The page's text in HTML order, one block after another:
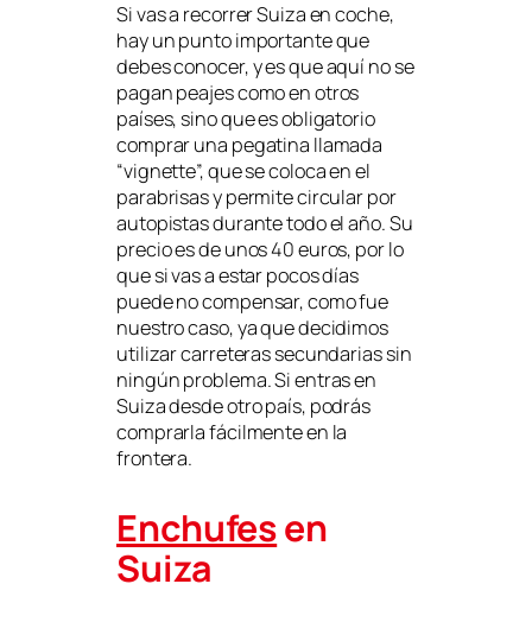
Si vas a recorrer Suiza en coche,
hay un punto importante que
debes conocer, y es que aquí no se
pagan peajes como en otros
países, sino que es obligatorio
comprar una pegatina llamada
“vignette”, que se coloca en el
parabrisas y permite circular por
autopistas durante todo el año. Su
precio es de unos 40 euros, por lo
que si vas a estar pocos días
puede no compensar, como fue
nuestro caso, ya que decidimos
utilizar carreteras secundarias sin
ningún problema. Si entras en
Suiza desde otro país, podrás
comprarla fácilmente en la
frontera.
Enchufesen
Suiza